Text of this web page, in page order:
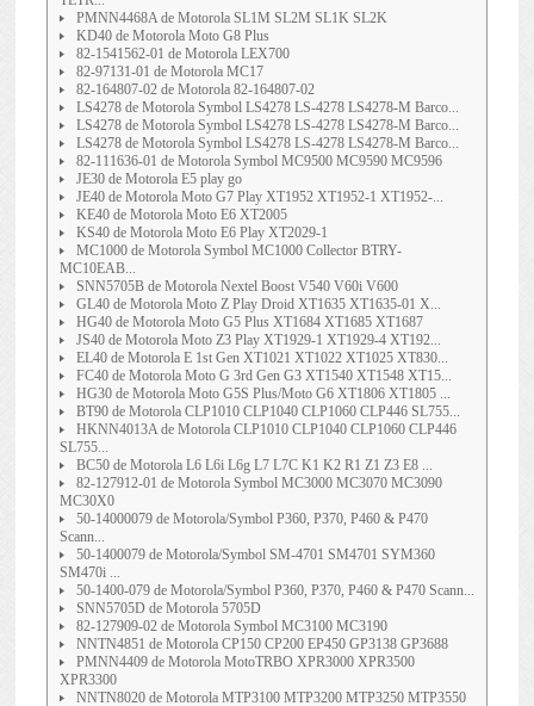
PMNN4468A de Motorola SL1M SL2M SL1K SL2K
KD40 de Motorola Moto G8 Plus
82-1541562-01 de Motorola LEX700
82-97131-01 de Motorola MC17
82-164807-02 de Motorola 82-164807-02
LS4278 de Motorola Symbol LS4278 LS-4278 LS4278-M Barco...
LS4278 de Motorola Symbol LS4278 LS-4278 LS4278-M Barco...
LS4278 de Motorola Symbol LS4278 LS-4278 LS4278-M Barco...
82-111636-01 de Motorola Symbol MC9500 MC9590 MC9596
JE30 de Motorola E5 play go
JE40 de Motorola Moto G7 Play XT1952 XT1952-1 XT1952-...
KE40 de Motorola Moto E6 XT2005
KS40 de Motorola Moto E6 Play XT2029-1
MC1000 de Motorola Symbol MC1000 Collector BTRY-
MC10EAB...
SNN5705B de Motorola Nextel Boost V540 V60i V600
GL40 de Motorola Moto Z Play Droid XT1635 XT1635-01 X...
HG40 de Motorola Moto G5 Plus XT1684 XT1685 XT1687
JS40 de Motorola Moto Z3 Play XT1929-1 XT1929-4 XT192...
EL40 de Motorola E 1st Gen XT1021 XT1022 XT1025 XT830...
FC40 de Motorola Moto G 3rd Gen G3 XT1540 XT1548 XT15...
HG30 de Motorola Moto G5S Plus/Moto G6 XT1806 XT1805 ...
BT90 de Motorola CLP1010 CLP1040 CLP1060 CLP446 SL755...
HKNN4013A de Motorola CLP1010 CLP1040 CLP1060 CLP446
SL755...
BC50 de Motorola L6 L6i L6g L7 L7C K1 K2 R1 Z1 Z3 E8 ...
82-127912-01 de Motorola Symbol MC3000 MC3070 MC3090
MC30X0
50-14000079 de Motorola/Symbol P360, P370, P460 & P470
Scann...
50-1400079 de Motorola/Symbol SM-4701 SM4701 SYM360
SM470i ...
50-1400-079 de Motorola/Symbol P360, P370, P460 & P470 Scann...
SNN5705D de Motorola 5705D
82-127909-02 de Motorola Symbol MC3100 MC3190
NNTN4851 de Motorola CP150 CP200 EP450 GP3138 GP3688
PMNN4409 de Motorola MotoTRBO XPR3000 XPR3500
XPR3300
NNTN8020 de Motorola MTP3100 MTP3200 MTP3250 MTP3550